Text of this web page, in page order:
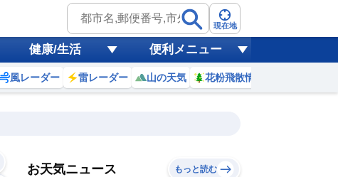
現在地
健康/生活 便利メニュー
風レーダー 雷レーダー 山の天気 花粉飛散情報
お天気ニュース もっと読む